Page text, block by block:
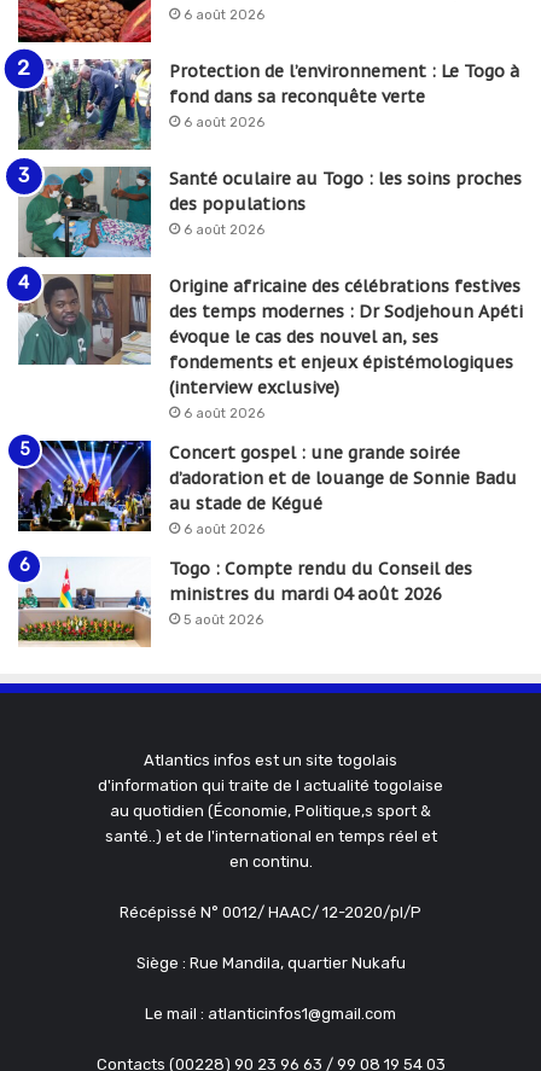
6 août 2026
Protection de l’environnement : Le Togo à
fond dans sa reconquête verte
6 août 2026
Santé oculaire au Togo : les soins proches
des populations
6 août 2026
Origine africaine des célébrations festives
des temps modernes : Dr Sodjehoun Apéti
évoque le cas des nouvel an, ses
fondements et enjeux épistémologiques
(interview exclusive)
6 août 2026
Concert gospel : une grande soirée
d’adoration et de louange de Sonnie Badu
au stade de Kégué
6 août 2026
Togo : Compte rendu du Conseil des
ministres du mardi 04 août 2026
5 août 2026
Atlantics infos est un site togolais
d'information qui traite de l actualité togolaise
au quotidien (Économie, Politique,s sport &
santé..) et de l'international en temps réel et
en continu.
Récépissé N° 0012/ HAAC/ 12-2020/pl/P
Siège : Rue Mandila, quartier Nukafu
Le mail : atlanticinfos1@gmail.com
Contacts (00228) 90 23 96 63 / 99 08 19 54 03